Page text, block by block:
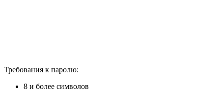
Требования к паролю:
8 и более символов